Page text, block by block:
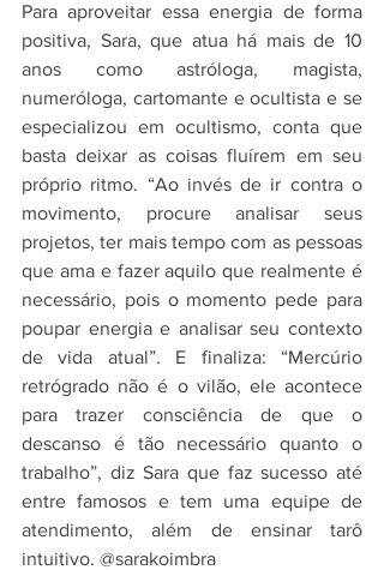
Para aproveitar essa energia de forma
positiva, Sara, que atua há mais de 10
anos como astróloga, magista,
numeróloga, cartomante e ocultista e se
especializou em ocultismo, conta que
basta deixar as coisas fluírem em seu
próprio ritmo. “Ao invés de ir contra o
movimento, procure analisar seus
projetos, ter mais tempo com as pessoas
que ama e fazer aquilo que realmente é
necessário, pois o momento pede para
poupar energia e analisar seu contexto
de vida atual”. E finaliza: “Mercúrio
retrógrado não é o vilão, ele acontece
para trazer consciência de que o
descanso é tão necessário quanto o
trabalho”, diz Sara que faz sucesso até
entre famosos e tem uma equipe de
atendimento, além de ensinar tarô
intuitivo. @sarakoimbra